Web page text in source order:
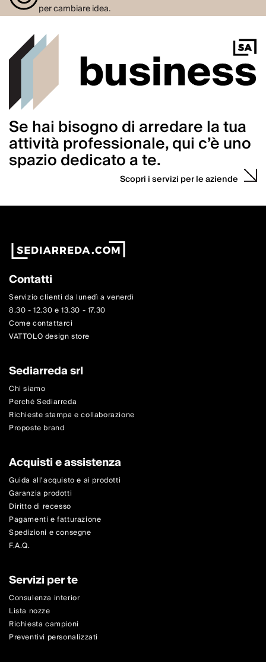
per cambiare idea.
Se hai bisogno di arredare la tua
attività professionale, qui c’è uno
spazio dedicato a te.
Scopri i servizi per le aziende
Contatti
Servizio clienti da lunedì a venerdì
8.30 - 12.30 e 13.30 - 17.30
Come contattarci
VATTOLO design store
Sediarreda srl
Chi siamo
Perché Sediarreda
Richieste stampa e collaborazione
Proposte brand
Acquisti e assistenza
Guida all'acquisto e ai prodotti
Garanzia prodotti
Diritto di recesso
Pagamenti e fatturazione
Spedizioni e consegne
F.A.Q.
Servizi per te
Consulenza interior
Lista nozze
Richiesta campioni
Preventivi personalizzati